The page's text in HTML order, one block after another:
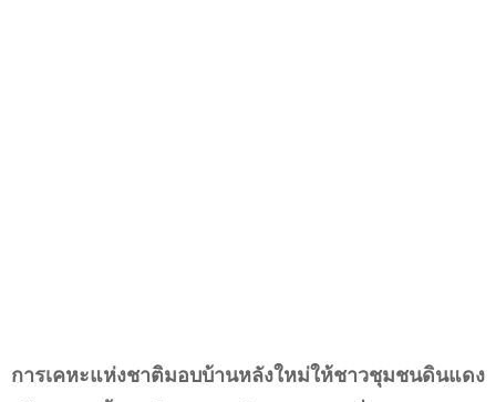
การเคหะแห่งชาติมอบบ้านหลังใหม่ให้ชาวชุมชนดินแดง